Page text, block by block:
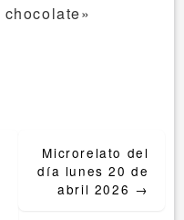
Microrelato del
día lunes 20 de
abril 2026 →